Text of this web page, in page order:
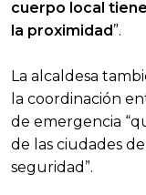
cuerpo local
la proximidad”.
La alcaldesa
la coordinación
de emergencia
de las ciudades
seguridad”.